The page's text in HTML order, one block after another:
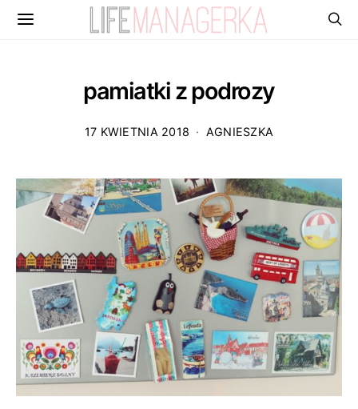
pamiatki z podrozy
17 KWIETNIA 2018 AGNIESZKA